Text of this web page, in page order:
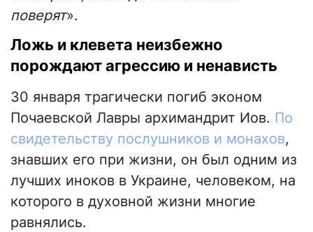
поверят».
Ложь и клевета неизбежно
порождают агрессию и ненависть
30 января трагически погиб эконом
Почаевской Лавры архимандрит Иов. По
свидетельству послушников и монахов,
знавших его при жизни, он был одним из
лучших иноков в Украине, человеком, на
которого в духовной жизни многие
равнялись.